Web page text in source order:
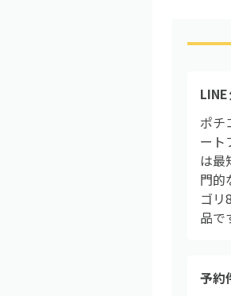
ポチ
ート
は最
門的
ゴリ
品で
予約